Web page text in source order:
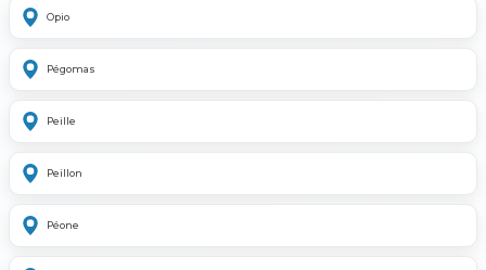
Opio
Pégomas
Peille
Peillon
Péone